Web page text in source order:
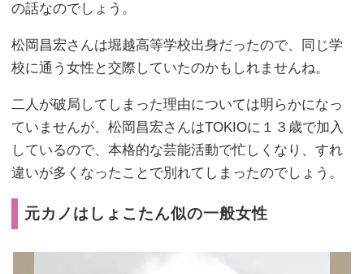
の話なのでしょう。
松岡昌宏さんは堀越高等学校出身だったので、同じ学
校に通う女性と交際していたのかもしれませんね。
二人が破局してしまった理由については明らかになっ
ていませんが、松岡昌宏さんはTOKIOに１３歳で加入
しているので、本格的な芸能活動で忙しくなり、すれ
違いが多くなったことで別れてしまったのでしょう。
元カノはしょこたん似の一般女性